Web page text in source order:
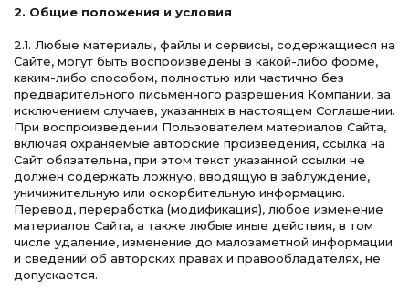
2. Общие положения и условия
2.1. Любые материалы, файлы и сервисы, содержащиеся на
Сайте, могут быть воспроизведены в какой-либо форме,
каким-либо способом, полностью или частично без
предварительного письменного разрешения Компании, за
исключением случаев, указанных в настоящем Соглашении.
При воспроизведении Пользователем материалов Сайта,
включая охраняемые авторские произведения, ссылка на
Сайт обязательна, при этом текст указанной ссылки не
должен содержать ложную, вводящую в заблуждение,
уничижительную или оскорбительную информацию.
Перевод, переработка (модификация), любое изменение
материалов Сайта, а также любые иные действия, в том
числе удаление, изменение до малозаметной информации
и сведений об авторских правах и правообладателях, не
допускается.